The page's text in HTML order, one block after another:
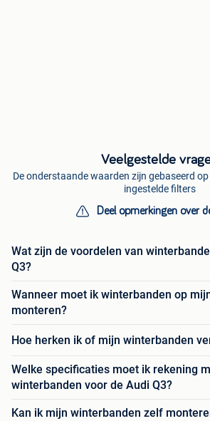
Veelgestelde
De onderstaande waarden zijn gebaseerd
ingestelde filters
Deel opmerkingen over
Wat zijn de voordelen van
Q3?
Wanneer moet ik winterbanden op
monteren?
Hoe herken ik of mijn winterbanden
Welke specificaties moet ik rekening
winterbanden voor de Audi Q3?
Kan ik mijn winterbanden zelf